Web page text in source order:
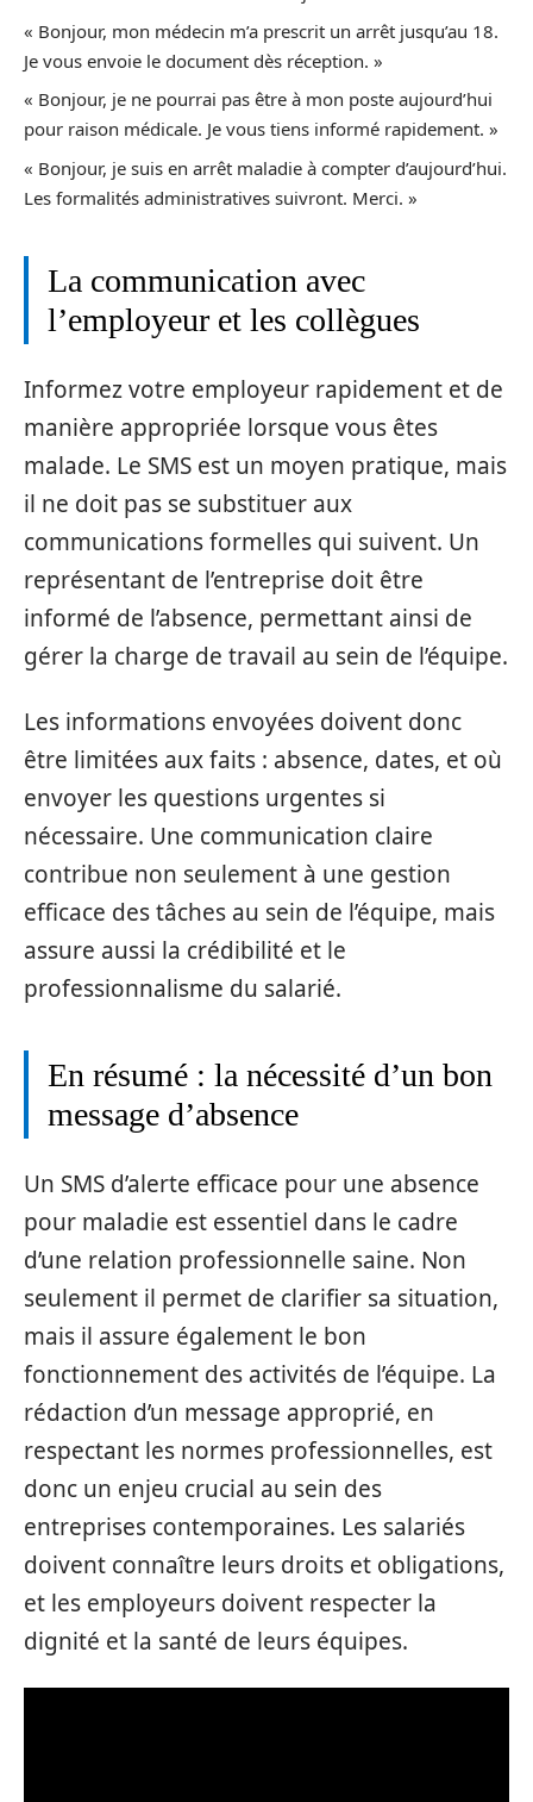
« Bonjour, mon médecin m’a prescrit un arrêt jusqu’au 18.
Je vous envoie le document dès réception. »
« Bonjour, je ne pourrai pas être à mon poste aujourd’hui
pour raison médicale. Je vous tiens informé rapidement. »
« Bonjour, je suis en arrêt maladie à compter d’aujourd’hui.
Les formalités administratives suivront. Merci. »
La communication avec
l’employeur et les collègues
Informez votre employeur rapidement et de
manière appropriée lorsque vous êtes
malade. Le SMS est un moyen pratique, mais
il ne doit pas se substituer aux
communications formelles qui suivent. Un
représentant de l’entreprise doit être
informé de l’absence, permettant ainsi de
gérer la charge de travail au sein de l’équipe.
Les informations envoyées doivent donc
être limitées aux faits : absence, dates, et où
envoyer les questions urgentes si
nécessaire. Une communication claire
contribue non seulement à une gestion
efficace des tâches au sein de l’équipe, mais
assure aussi la crédibilité et le
professionnalisme du salarié.
En résumé : la nécessité d’un bon
message d’absence
Un SMS d’alerte efficace pour une absence
pour maladie est essentiel dans le cadre
d’une relation professionnelle saine. Non
seulement il permet de clarifier sa situation,
mais il assure également le bon
fonctionnement des activités de l’équipe. La
rédaction d’un message approprié, en
respectant les normes professionnelles, est
donc un enjeu crucial au sein des
entreprises contemporaines. Les salariés
doivent connaître leurs droits et obligations,
et les employeurs doivent respecter la
dignité et la santé de leurs équipes.